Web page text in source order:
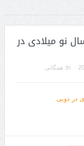
نو میلادی در
In: همگانی